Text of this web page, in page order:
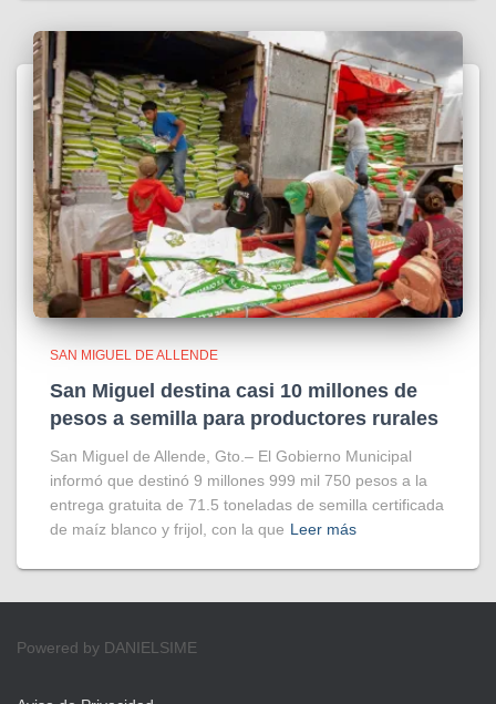
SAN MIGUEL DE ALLENDE
San Miguel destina casi 10 millones de
pesos a semilla para productores rurales
San Miguel de Allende, Gto.– El Gobierno Municipal
informó que destinó 9 millones 999 mil 750 pesos a la
entrega gratuita de 71.5 toneladas de semilla certificada
de maíz blanco y frijol, con la que Leer más
Powered by DANIELSIME